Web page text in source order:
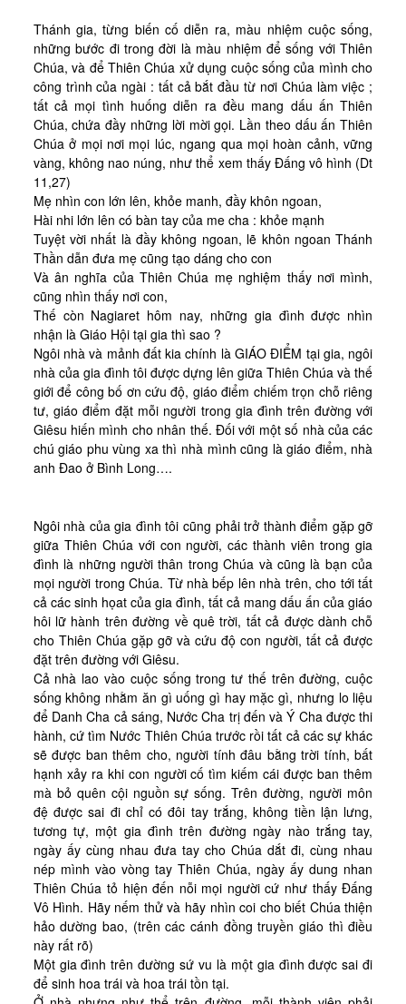
Thánh gia, từng biến cố diễn ra, màu nhiệm cuộc sống,
những bước đi trong đời là màu nhiệm để sống với Thiên
Chúa, và để Thiên Chúa xử dụng cuộc sống của mình cho
công trình của ngài : tất cả bắt đầu từ nơi Chúa làm việc ;
tất cả mọi tình huống diễn ra đều mang dấu ấn Thiên
Chúa, chứa đầy những lời mời gọi. Lần theo dấu ấn Thiên
Chúa ở mọi nơi mọi lúc, ngang qua mọi hoàn cảnh, vững
vàng, không nao núng, như thể xem thấy Đấng vô hình (Dt
11,27)
Mẹ nhìn con lớn lên, khỏe manh, đầy khôn ngoan,
Hài nhi lớn lên có bàn tay của me cha : khỏe mạnh
Tuyệt vời nhất là đầy không ngoan, lẽ khôn ngoan Thánh
Thần dẫn đưa mẹ cũng tạo dáng cho con
Và ân nghĩa của Thiên Chúa mẹ nghiệm thấy nơi mình,
cũng nhìn thấy nơi con,
Thế còn Nagiaret hôm nay, những gia đình được nhìn
nhận là Giáo Hội tại gia thì sao ?
Ngôi nhà và mảnh đất kia chính là GIÁO ĐIỂM tại gia, ngôi
nhà của gia đình tôi được dựng lên giữa Thiên Chúa và thế
giới để công bố ơn cứu độ, giáo điểm chiếm trọn chỗ riêng
tư, giáo điểm đặt mỗi người trong gia đình trên đường với
Giêsu hiến mình cho nhân thế. Đối với một số nhà của các
chú giáo phu vùng xa thì nhà mình cũng là giáo điểm, nhà
anh Đao ở Bình Long….
Ngôi nhà của gia đình tôi cũng phải trở thành điểm gặp gỡ
giữa Thiên Chúa với con người, các thành viên trong gia
đình là những người thân trong Chúa và cũng là bạn của
mọi người trong Chúa. Từ nhà bếp lên nhà trên, cho tới tất
cả các sinh họat của gia đình, tất cả mang dấu ấn của giáo
hôi lữ hành trên đường về quê trời, tất cả được dành chỗ
cho Thiên Chúa gặp gỡ và cứu độ con người, tất cả được
đặt trên đường với Giêsu.
Cả nhà lao vào cuộc sống trong tư thế trên đường, cuộc
sống không nhằm ăn gì uống gì hay mặc gì, nhưng lo liệu
để Danh Cha cả sáng, Nước Cha trị đến và Ý Cha được thi
hành, cứ tìm Nước Thiên Chúa trước rồi tất cả các sự khác
sẽ được ban thêm cho, người tính đâu bằng trời tính, bất
hạnh xảy ra khi con người cố tìm kiếm cái được ban thêm
mà bỏ quên cội nguồn sự sống. Trên đường, người môn
đệ được sai đi chỉ có đôi tay trắng, không tiền lận lưng,
tương tự, một gia đình trên đường ngày nào trắng tay,
ngày ấy cùng nhau đưa tay cho Chúa dắt đi, cùng nhau
nép mình vào vòng tay Thiên Chúa, ngày ấy dung nhan
Thiên Chúa tỏ hiện đến nỗi mọi người cứ như thấy Đấng
Vô Hình. Hãy nếm thử và hãy nhìn coi cho biết Chúa thiện
hảo dường bao, (trên các cánh đồng truyền giáo thì điều
này rất rõ)
Một gia đình trên đường sứ vu là một gia đình được sai đi
để sinh hoa trái và hoa trái tồn tại.